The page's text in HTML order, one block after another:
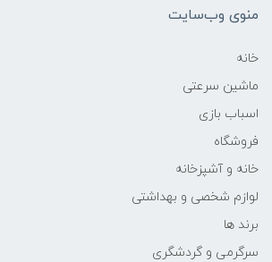
منوی وب‌سایت
خانه
ماشین سرعتی
اسباب بازی
فروشگاه
خانه و آشپزخانه
لوازم شخصی و بهداشتی
برند ها
سرگرمی و گردشگری